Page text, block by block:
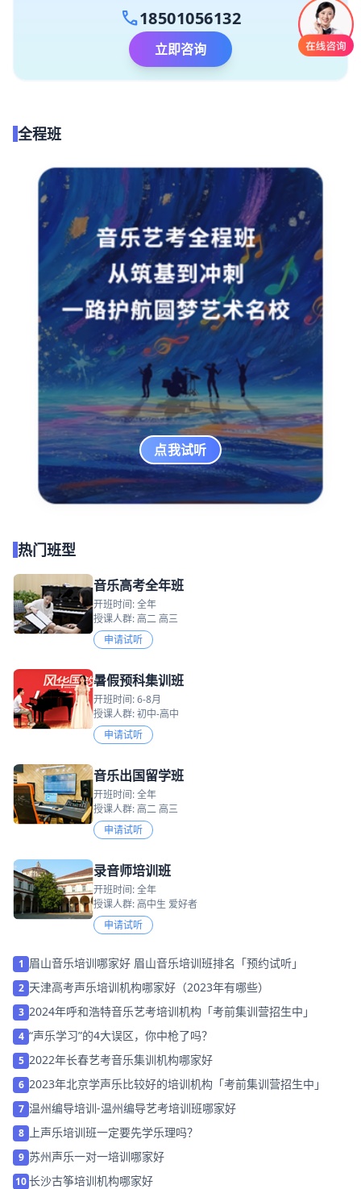
call18501056132
立即咨询
全程班
点我试听
热门班型
音乐高考全年班
开班时间: 全年
授课人群: 高二 高三
申请试听
暑假预科集训班
开班时间: 6-8月
授课人群: 初中-高中
申请试听
音乐出国留学班
开班时间: 全年
授课人群: 高二 高三
申请试听
录音师培训班
开班时间: 全年
授课人群: 高中生 爱好者
申请试听
1 眉山音乐培训哪家好 眉山音乐培训班排名「预约试听」
2 天津高考声乐培训机构哪家好（2023年有哪些）
3 2024年呼和浩特音乐艺考培训机构「考前集训营招生中」
4 “声乐学习”的4大误区，你中枪了吗？
5 2022年长春艺考音乐集训机构哪家好
6 2023年北京学声乐比较好的培训机构「考前集训营招生中」
7 温州编导培训-温州编导艺考培训班哪家好
8 上声乐培训班一定要先学乐理吗？
9 苏州声乐一对一培训哪家好
10长沙古筝培训机构哪家好